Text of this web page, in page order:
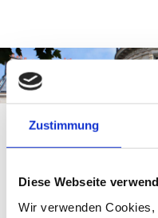
Zustimmung
Diese Webseite
Wir verwenden
Hier